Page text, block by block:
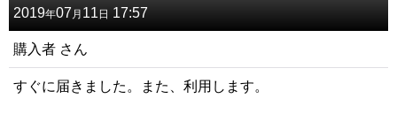
2019年07月 11 日 17:57
購入者 さん
すぐに届きました。また、利用します。